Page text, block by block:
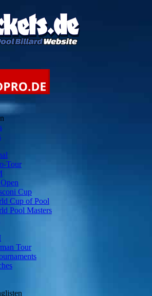
Tour
Cup
Cup of Pool
Pool Masters
Tour